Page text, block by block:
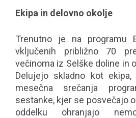
Ekipa in delovno okolje
Trenutno je na programu
vključenih približno 70
večinoma iz Selške doline in
Delujejo skladno kot ekipa,
mesečna srečanja
sestanke, kjer se posvečajo
oddelku ohranjajo